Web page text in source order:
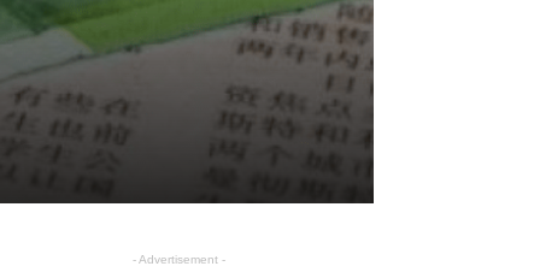
- Advertisement -